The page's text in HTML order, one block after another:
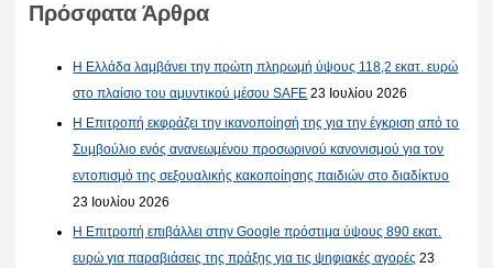
Πρόσφατα Άρθρα
Η Ελλάδα λαμβάνει την πρώτη πληρωμή ύψους 118,2 εκατ. ευρώ
στο πλαίσιο του αμυντικού μέσου SAFE 23 Ιουλίου 2026
Η Επιτροπή εκφράζει την ικανοποίησή της για την έγκριση από το
Συμβούλιο ενός ανανεωμένου προσωρινού κανονισμού για τον
εντοπισμό της σεξουαλικής κακοποίησης παιδιών στο διαδίκτυο
23 Ιουλίου 2026
Η Επιτροπή επιβάλλει στην Google πρόστιμα ύψους 890 εκατ.
ευρώ για παραβιάσεις της πράξης για τις ψηφιακές αγορές 23